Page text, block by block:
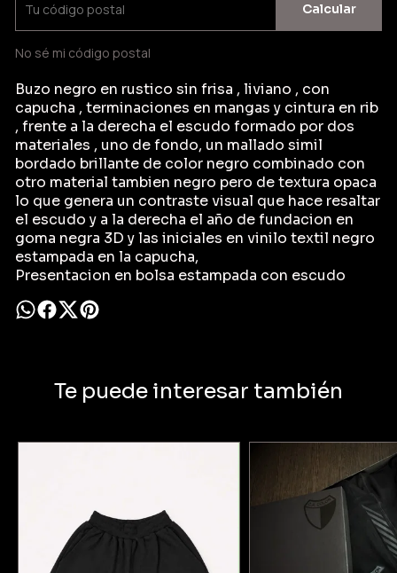
Calcular
No sé mi código postal
Buzo negro en rustico sin frisa , liviano , con
capucha , terminaciones en mangas y cintura en rib
, frente a la derecha el escudo formado por dos
materiales , uno de fondo, un mallado simil
bordado brillante de color negro combinado con
otro material tambien negro pero de textura opaca
lo que genera un contraste visual que hace resaltar
el escudo y a la derecha el año de fundacion en
goma negra 3D y las iniciales en vinilo textil negro
estampada en la capucha,
Presentacion en bolsa estampada con escudo
Te puede interesar también